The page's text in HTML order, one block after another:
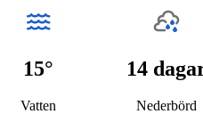
15°
Vatten
14
Nederbörd